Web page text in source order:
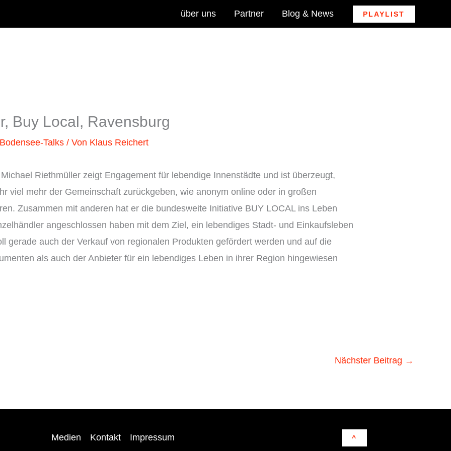
über uns Partner Blog & News PLAYLIST
Buy Local, Ravensburg
Talks / Von Klaus Reichert
Riethmüller zeigt Engagement für lebendige Innenstädte und ist überzeugt,
viel mehr der Gemeinschaft zurückgeben, wie anonym online oder in großen
Zusammen mit anderen hat er die bundesweite Initiative BUY LOCAL ins Leben
angeschlossen haben mit dem Ziel, ein lebendiges Stadt- und Einkaufsleben
gerade auch der Verkauf von regionalen Produkten gefördert werden und auf die
als auch der Anbieter für ein lebendiges Leben in ihrer Region hingewiesen
Nächster Beitrag →
Medien Kontakt Impressum ^